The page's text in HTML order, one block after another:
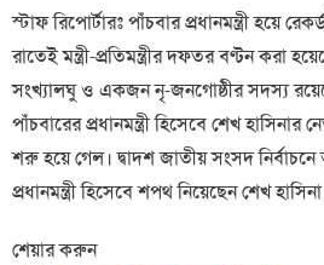
স্টাফ রিপোর্টারঃ পাঁচবার প্রধানমন্ত্রী হয়ে
রাতেই মন্ত্রী-প্রতিমন্ত্রীর দফতর বণ্টন করা
সংখ্যালঘু ও একজন নৃ-জনগোষ্ঠীর সদস্য
পাঁচবারের প্রধানমন্ত্রী হিসেবে শেখ
শরু হয়ে গেল। দ্বাদশ জাতীয় সংসদ
প্রধানমন্ত্রী হিসেবে শপথ নিয়েছেন শেখ
শেয়ার করুন